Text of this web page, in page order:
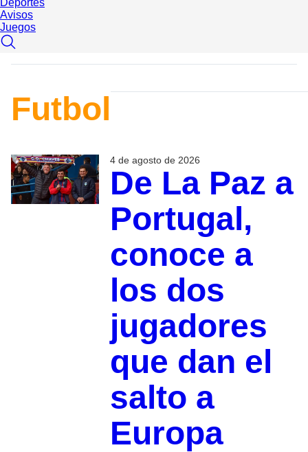
Avisos
Juegos
Futbol
4 de agosto de 2026
De La Paz a
Portugal,
conoce a
los dos
jugadores
que dan el
salto a
Europa